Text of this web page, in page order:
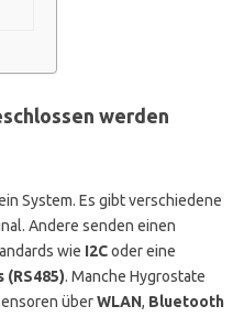
werden
System. Es gibt verschiedene
Andere senden einen
wie I2Coder eine
(RS485). Manche Hygrostate
überWLAN, Bluetooth